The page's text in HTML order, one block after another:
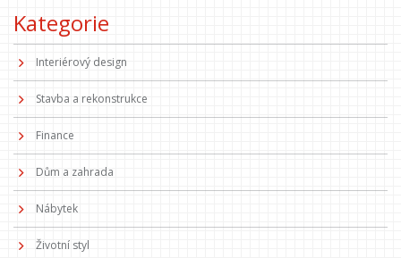
Kategorie
Interiérový design
Stavba a rekonstrukce
Finance
Dům a zahrada
Nábytek
Životní styl